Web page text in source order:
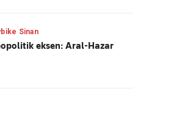
Sinan
eksen: Aral-Hazar